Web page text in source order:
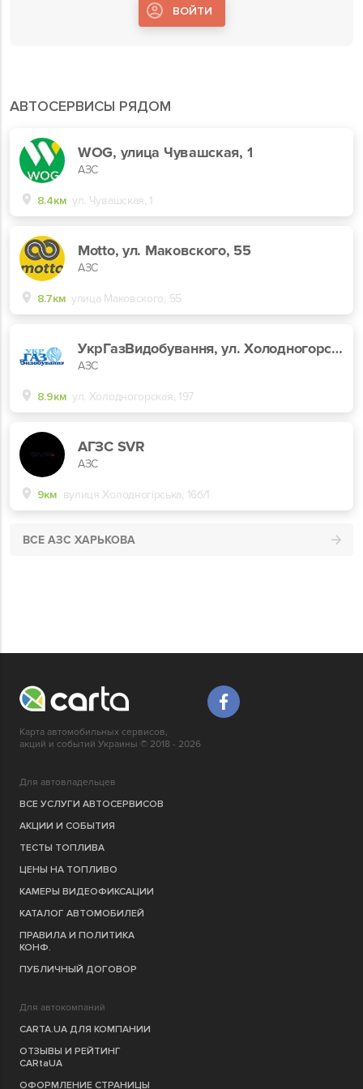
АВТОСЕРВИСЫ РЯДОМ
WOG, улица Чувашская, 1
АЗС
8.4км ул. Чувашская, 1
Motto, ул. Маковского, 55
АЗС
8.7км улица Маковского, 55
УкрГазВидобування, ул. Холодногорская, 197
АЗС
8.9км ул. Холодногорская, 197
АГЗС SVR
АЗС
9км вулиця Холодногірська, 16б/1
ВСЕ АЗС ХАРЬКОВА
ВОЙТИ
Карта автомобильных сервисов,
акций и событий Украины © 2018 - 2026
Для автовладельцев
ВСЕ УСЛУГИ АВТОСЕРВИСОВ
АКЦИИ И СОБЫТИЯ
ТЕСТЫ ТОПЛИВА
ЦЕНЫ НА ТОПЛИВО
КАМЕРЫ ВИДЕОФИКСАЦИИ
КАТАЛОГ АВТОМОБИЛЕЙ
ПРАВИЛА И ПОЛИТИКА
КОНФ.
ПУБЛИЧНЫЙ ДОГОВОР
Для автокомпаний
CARTA.UA ДЛЯ КОМПАНИИ
ОТЗЫВЫ И РЕЙТИНГ
CARtaUA
ОФОРМЛЕНИЕ СТРАНИЦЫ